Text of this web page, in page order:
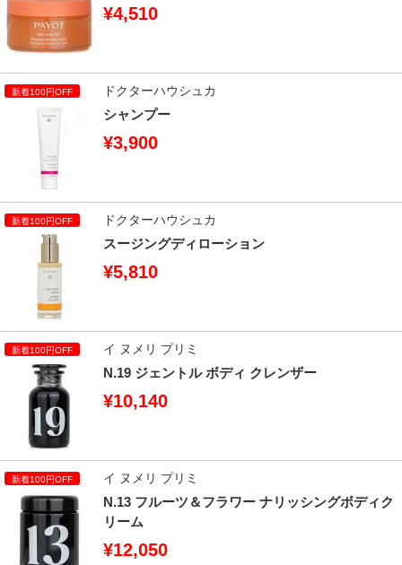
¥4,510
ドクターハウシュカ
シャンプー
¥3,900
ドクターハウシュカ
スージングディローション
¥5,810
イ ヌメリ プリミ
N.19 ジェントル ボディ クレンザー
¥10,140
イ ヌメリ プリミ
N.13 フルーツ＆フラワー ナリッシングボディク
リーム
¥12,050